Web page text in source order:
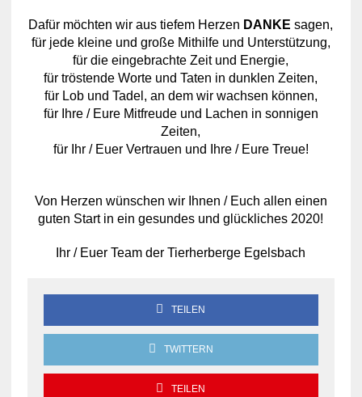
Dafür möchten wir aus tiefem Herzen DANKE sagen,
für jede kleine und große Mithilfe und Unterstützung,
für die eingebrachte Zeit und Energie,
für tröstende Worte und Taten in dunklen Zeiten,
für Lob und Tadel, an dem wir wachsen können,
für Ihre / Eure Mitfreude und Lachen in sonnigen
Zeiten,
für Ihr / Euer Vertrauen und Ihre / Eure Treue!
Von Herzen wünschen wir Ihnen / Euch allen einen
guten Start in ein gesundes und glückliches 2020!
Ihr / Euer Team der Tierherberge Egelsbach
TEILEN
TWITTERN
TEILEN